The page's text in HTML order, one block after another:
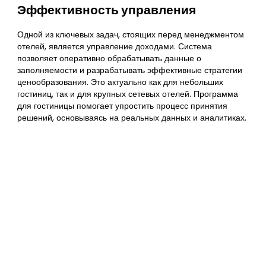
Эффективность управления
Одной из ключевых задач, стоящих перед менеджментом
отелей, является управление доходами. Система
позволяет оперативно обрабатывать данные о
заполняемости и разрабатывать эффективные стратегии
ценообразования. Это актуально как для небольших
гостиниц, так и для крупных сетевых отелей. Программа
для гостиницы помогает упростить процесс принятия
решений, основываясь на реальных данных и аналитиках.